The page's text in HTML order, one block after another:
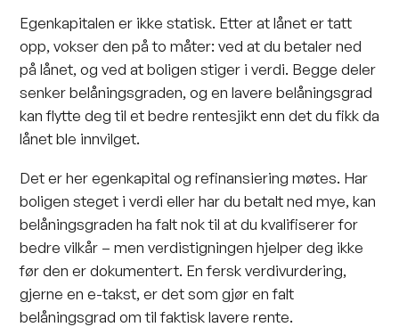
Egenkapitalen er ikke statisk. Etter at lånet er tatt
opp, vokser den på to måter: ved at du betaler ned
på lånet, og ved at boligen stiger i verdi. Begge deler
senker belåningsgraden, og en lavere belåningsgrad
kan flytte deg til et bedre rentesjikt enn det du fikk da
lånet ble innvilget.
Det er her egenkapital og refinansiering møtes. Har
boligen steget i verdi eller har du betalt ned mye, kan
belåningsgraden ha falt nok til at du kvalifiserer for
bedre vilkår – men verdistigningen hjelper deg ikke
før den er dokumentert. En fersk verdivurdering,
gjerne en e-takst, er det som gjør en falt
belåningsgrad om til faktisk lavere rente.